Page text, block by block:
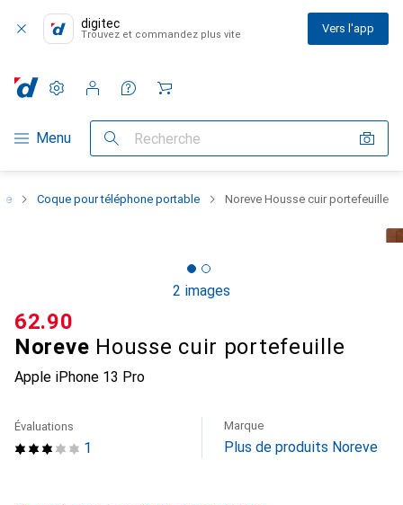
digitec
Trouvez et commandez plus vite Vers l'app
Navigation par catégorie
Menu Recherche
Paramètres
Compte client
Listes de comparaison
Listes d'envies
Panier
Coque pour téléphone portable Noreve Housse cuir portefeuille
2 images
Noreve Housse cuir portefeuille
Apple iPhone 13 Pro
CHF
62.90
1
Évaluations Marque
Plus de produits Noreve